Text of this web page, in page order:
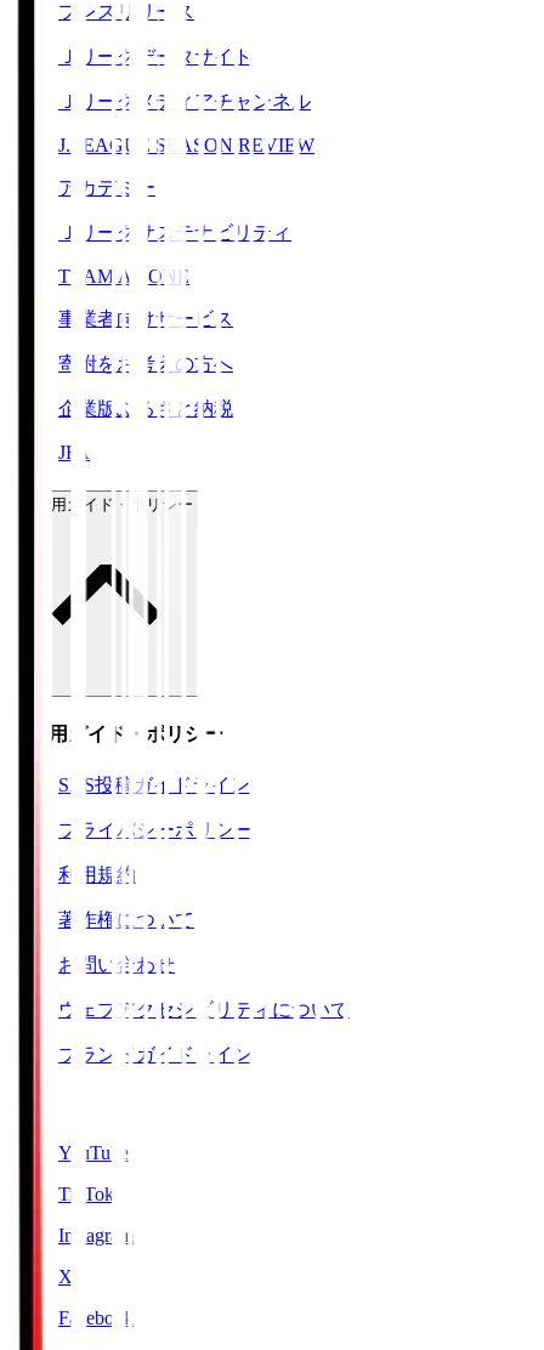
プレスリリース
Ｊリーグデータサイト
Ｊリーグメディアチャンネル
J.LEAGUE SEASON REVIEW
アカデミー
Ｊリーグサステナビリティ
TEAM AS ONE
事業者向けサービス
寄附をお考えの方へ
企業版ふるさと納税
JFA
ご利用ガイド・ポリシー
ご利用ガイド・ポリシー
SNS投稿ガイドライン
プライバシーポリシー
利用規約
著作権について
お問い合わせ
ウェブアクセシビリティについて
ブランドガイドライン
YouTube
TikTok
Instagram
X
Facebook